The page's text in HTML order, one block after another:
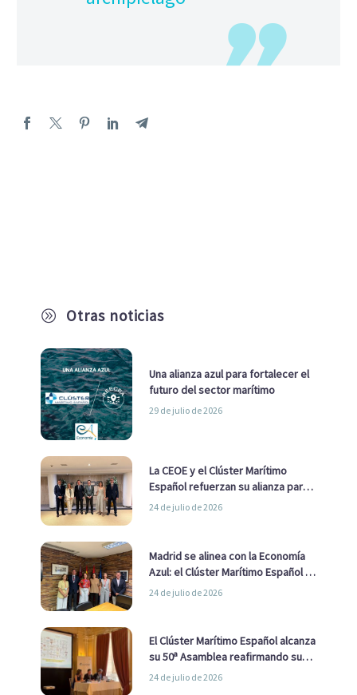
A Otras noticias
Una alianza azul para fortalecer el
futuro del sector marítimo
29 de julio de 2026
La CEOE y el Clúster Marítimo
Español refuerzan su alianza para
impulsar una estrategia Nacional
24 de julio de 2026
Madrid se alinea con la Economía
Azul: el Clúster Marítimo Español y
la Real Liga Naval avanzan alianzas
24 de julio de 2026
El Clúster Marítimo Español alcanza
su 50ª Asamblea reafirmando su
liderazgo en la Economía Azul
24 de julio de 2026